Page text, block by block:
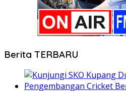
Berita TERBARU